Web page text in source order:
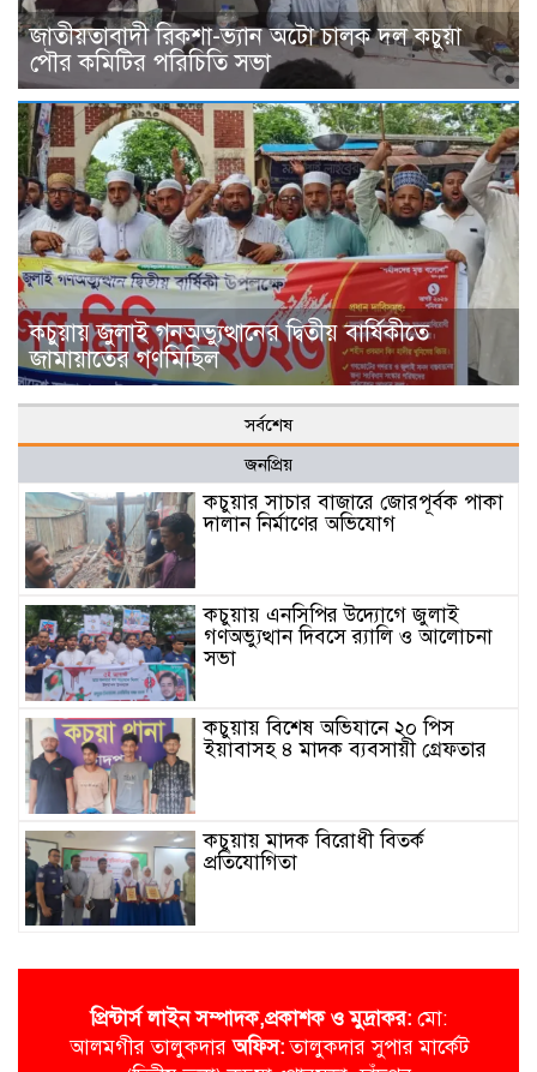
জাতীয়তাবাদী রিকশা-ভ্যান অটো চালক দল কচুয়া
পৌর কমিটির পরিচিতি সভা
কচুয়ায় জুলাই গনঅভ্যুত্থানের দ্বিতীয় বার্ষিকীতে
জামায়াতের গণমিছিল
সর্বশেষ
জনপ্রিয়
কচুয়ার সাচার বাজারে জোরপূর্বক পাকা
দালান নির্মাণের অভিযোগ
কচুয়ায় এনসিপির উদ্যোগে জুলাই
গণঅভ্যুত্থান দিবসে র‌্যালি ও আলোচনা
সভা
কচুয়ায় বিশেষ অভিযানে ২০ পিস
ইয়াবাসহ ৪ মাদক ব্যবসায়ী গ্রেফতার
কচুয়ায় মাদক বিরোধী বিতর্ক
প্রতিযোগিতা
দল কচুয়া পৌর কমিটির পরিচিতি সভা
কচুয়ায় জুলাই গনঅভ্যুত্থানের দ্বিতীয়
প্রিন্টার্স লাইন সম্পাদক,প্রকাশক ও মুদ্রাকর: মো:
আলমগীর তালুকদারঅ‌ফিস:তালুকদার সুপার মা‌র্কেট